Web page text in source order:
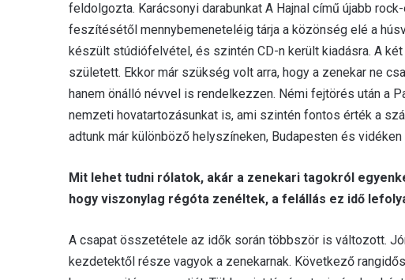
feldolgozta. Karácsonyi darabunkat A Hajnal című újabb
feszítésétől mennybemeneteléig tárja a közönség elé a
készült stúdiófelvétel, és szintén CD-n került kiadásra. A
született. Ekkor már szükség volt arra, hogy a zenekar ne
hanem önálló névvel is rendelkezzen. Némi fejtörés után a
nemzeti hovatartozásunkat is, ami szintén fontos érték a
adtunk már különböző helyszíneken, Budapesten és vidéken
Mit lehet tudni rólatok, akár a zenekari tagokról
hogy viszonylag régóta zenéltek, a felállás ez idő
A csapat összetétele az idők során többször is változott.
kezdetektől része vagyok a zenekarnak. Következő